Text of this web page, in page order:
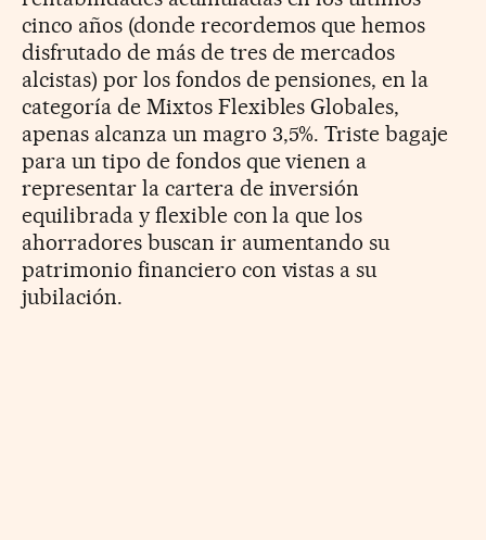
cinco años (donde recordemos que hemos
disfrutado de más de tres de mercados
alcistas) por los fondos de pensiones, en la
categoría de Mixtos Flexibles Globales,
apenas alcanza un magro 3,5%. Triste bagaje
para un tipo de fondos que vienen a
representar la cartera de inversión
equilibrada y flexible con la que los
ahorradores buscan ir aumentando su
patrimonio financiero con vistas a su
jubilación.